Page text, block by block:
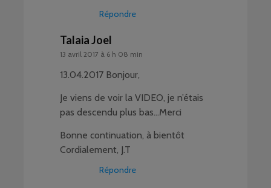
Répondre
Talaia Joel
13 avril 2017 à 6 h 08 min
13.04.2017 Bonjour,
Je viens de voir la VIDEO, je n’étais
pas descendu plus bas…Merci
Bonne continuation, à bientôt
Cordialement, J.T
Répondre